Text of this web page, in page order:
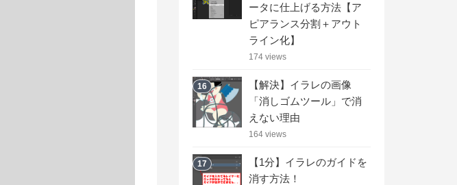
ータに仕上げる方法【ア
ピアランス分割＋アウト
ライン化】
174 views
16
【解決】イラレの画像
「消しゴムツール」で消
えない理由
164 views
17
【1分】イラレのガイドを
消す方法！